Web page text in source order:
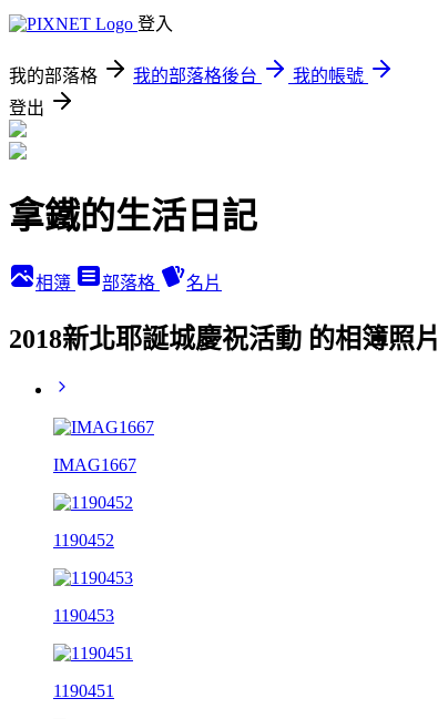
登入
我的部落格 我的部落格後台
我的帳號
登出
拿鐵的生活日記
相簿 部落格 名片
2018新北耶誕城慶祝活動 的相簿照片
IMAG1667
1190452
1190453
1190451